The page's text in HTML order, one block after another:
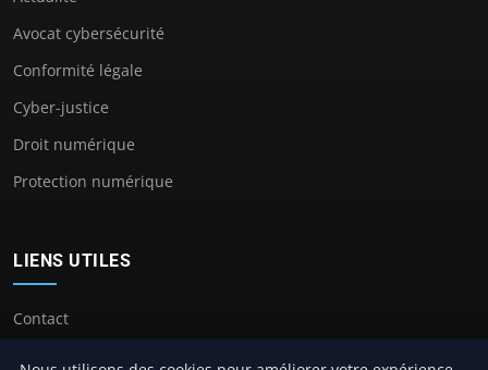
Avocat cybersécurité
Conformité légale
Cyber-justice
Droit numérique
Protection numérique
LIENS UTILES
Contact